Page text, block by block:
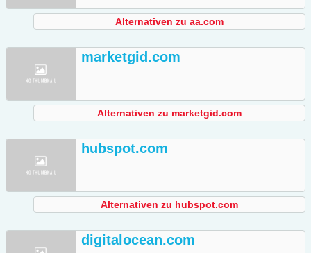
Alternativen zu aa.com
marketgid.com
Alternativen zu marketgid.com
hubspot.com
Alternativen zu hubspot.com
digitalocean.com